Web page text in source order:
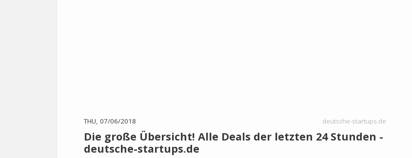
THU, 07/06/2018 deutsche-startups.de
Die große Übersicht! Alle Deals der letzten 24 Stunden -
deutsche-startups.de